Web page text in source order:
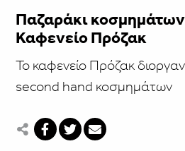
Παζαράκι
Καφενείο Πρόζακ
Το καφενείο Πρόζακ
second hand κοσμημάτων